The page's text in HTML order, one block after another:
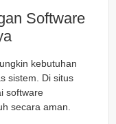
Software
kebutuhan
sistem. Di situs
software
secara aman.